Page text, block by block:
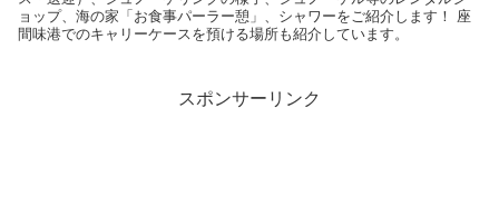
ョップ、海の家「お食事パーラー憩」、シャワーをご紹介します！ 座
間味港でのキャリーケースを預ける場所も紹介しています。
スポンサーリンク